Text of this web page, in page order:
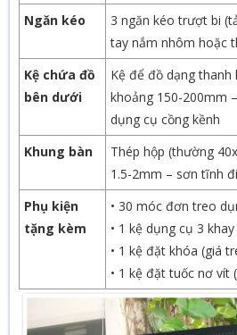
Ngăn kéo
3 ngăn kéo trượt bi
tay nắm nhôm hoặc
Kệ chứa đồ
bên dưới
Kệ để đồ dạng thanh
khoảng 150-200mm
dụng cụ cồng kềnh
Khung bàn
Thép hộp (thường
1.5-2mm – sơn tĩnh
Phụ kiện
tặng kèm
• 30 móc đơn treo
• 1 kệ dụng cụ 3
• 1 kệ đặt khóa (giá
• 1 kệ đặt tuốc nơ vít